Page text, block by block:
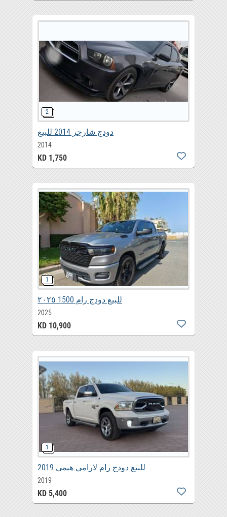
دودج شارجر 2014 للبيع
2014
KD 1,750
للبيع دودج رام 1500 ٢٠٢٥
2025
KD 10,900
للبيع دودج رام لارامي هيمي 2019
2019
KD 5,400